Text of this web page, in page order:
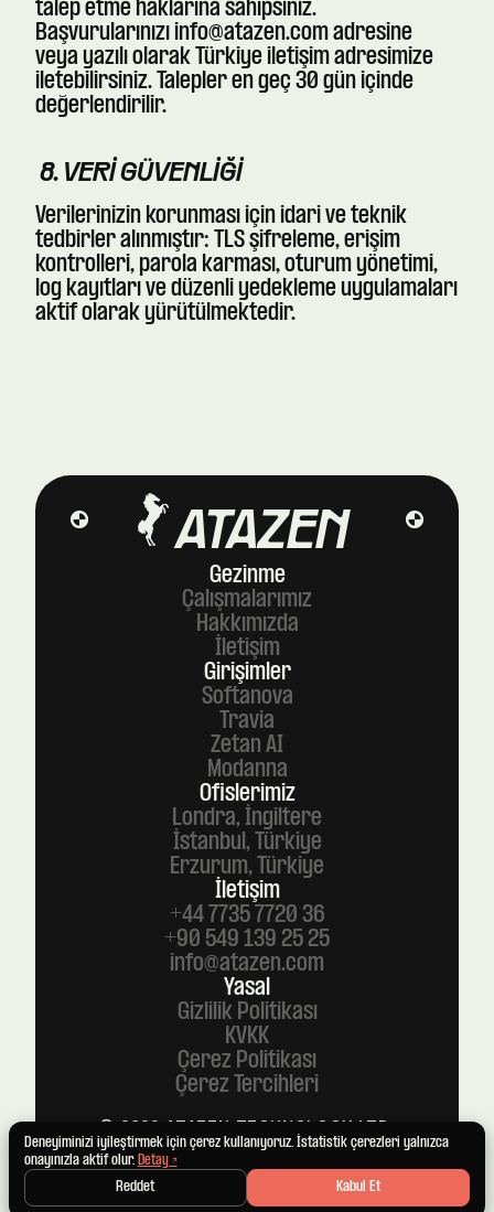
talep etme haklarına sahipsiniz.
Başvurularınızıinfo@atazen.comadresine
veya yazılı olarak Türkiye iletişim adresimize
iletebilirsiniz. Talepler en geç 30 gün içinde
değerlendirilir.
8. VERI GÜVENLIĞI
Verilerinizin korunması için idari ve teknik
tedbirler alınmıştır: TLS şifreleme, erişim
kontrolleri, parola karması, oturum yönetimi,
log kayıtları ve düzenli yedekleme uygulamaları
aktif olarak yürütülmektedir.
ATAZEN
Gezinme
Çalışmalarımız
Hakkımızda
İletişim
Girişimler
Softanova
Travia
Zetan AI
Modanna
Ofislerimiz
Londra, İngiltere
İstanbul, Türkiye
Erzurum, Türkiye
İletişim
+44 7735 7720 36
+90 549 139 25 25
info@atazen.com
Yasal
Gizlilik Politikası
KVKK
Çerez Politikası
Çerez Tercihleri
© 2026 ATAZEN TECHNOLOGY LTD.
TÜM HAKLARI SAKLIDIR